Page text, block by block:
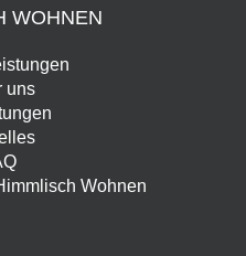
WOHNEN
uns
Wohnen